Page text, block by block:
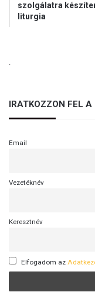
szolgálatra
liturgia
.
IRATKOZZON FEL A
Email
Vezetéknév
Keresztnév
Elfogadom az